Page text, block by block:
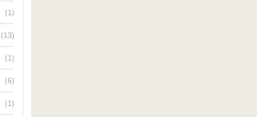
(1)
(13)
(1)
(6)
(1)